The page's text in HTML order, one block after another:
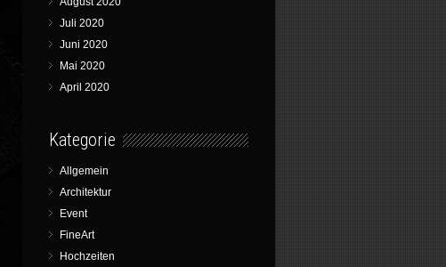
Juli 2020
Juni 2020
Mai 2020
April 2020
Kategorie
Allgemein
Architektur
Event
FineArt
Hochzeiten